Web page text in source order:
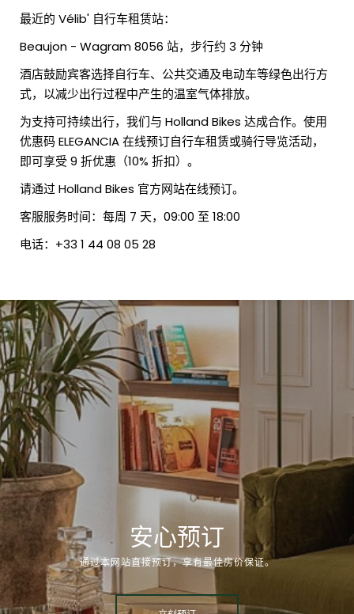
最近的 Vélib' 自行车租赁站：
Beaujon - Wagram 8056 站，步行约 3 分钟
酒店鼓励宾客选择自行车、公共交通及电动车等绿色出行方
式，以减少出行过程中产生的温室气体排放。
为支持可持续出行，我们与 Holland Bikes 达成合作。使用
优惠码 ELEGANCIA 在线预订自行车租赁或骑行导览活动，
即可享受 9 折优惠（10% 折扣）。
请通过 Holland Bikes 官方网站在线预订。
客服服务时间：每周 7 天，09:00 至 18:00
电话：+33 1 44 08 05 28
安心预订
通过本网站直接预订，享有最佳房价保证。